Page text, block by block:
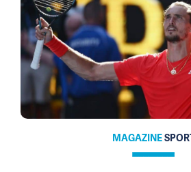
MAGAZINE